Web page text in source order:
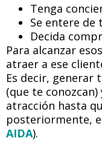
Tenga
Se entere de
Decida
Para alcanzar
atraer a ese
Es decir, generar
(que te
atracción hasta
posteriormente,
AIDA).